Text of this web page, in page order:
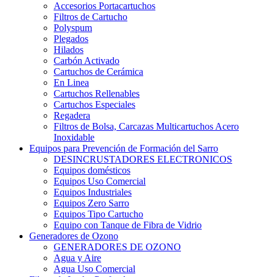
Accesorios Portacartuchos
Filtros de Cartucho
Polyspum
Plegados
Hilados
Carbón Activado
Cartuchos de Cerámica
En Linea
Cartuchos Rellenables
Cartuchos Especiales
Regadera
Filtros de Bolsa, Carcazas Multicartuchos Acero
Inoxidable
Equipos para Prevención de Formación del Sarro
DESINCRUSTADORES ELECTRONICOS
Equipos domésticos
Equipos Uso Comercial
Equipos Industriales
Equipos Zero Sarro
Equipos Tipo Cartucho
Equipo con Tanque de Fibra de Vidrio
Generadores de Ozono
GENERADORES DE OZONO
Agua y Aire
Agua Uso Comercial